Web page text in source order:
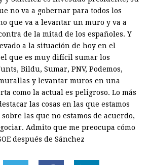
no va a gobernar para todos los
que va a levantar un muro y va a
de la mitad de los españoles. Y
a la situación de hoy en el
que es muy difícil sumar los
Bildu, Sumar, PNV, Podemos,
y levantar muros en una
como la actual es peligroso. Lo más
las cosas en las que estamos
las que no estamos de acuerdo,
Admito que me preocupa cómo
después de Sánchez